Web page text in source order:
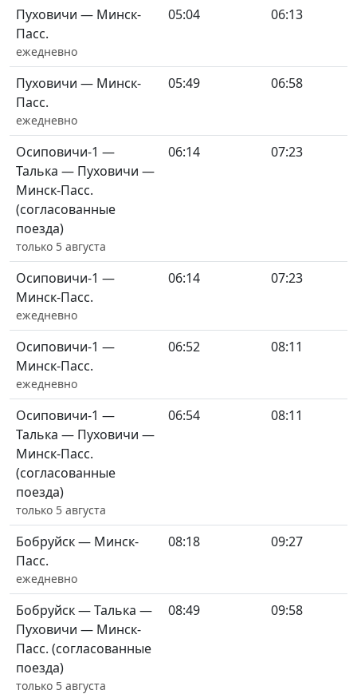
Пуховичи — Минск-
Пасс.
ежедневно
05:04 06:13
Пуховичи — Минск-
Пасс.
ежедневно
05:49 06:58
Осиповичи-1 —
Талька — Пуховичи —
Минск-Пасс.
(согласованные
поезда)
только 5 августа
06:14 07:23
Осиповичи-1 —
Минск-Пасс.
ежедневно
06:14 07:23
Осиповичи-1 —
Минск-Пасс.
ежедневно
06:52 08:11
Осиповичи-1 —
Талька — Пуховичи —
Минск-Пасс.
(согласованные
поезда)
только 5 августа
06:54 08:11
Бобруйск — Минск-
Пасс.
ежедневно
08:18 09:27
Бобруйск — Талька —
Пуховичи — Минск-
Пасс. (согласованные
поезда)
только 5 августа
08:49 09:58